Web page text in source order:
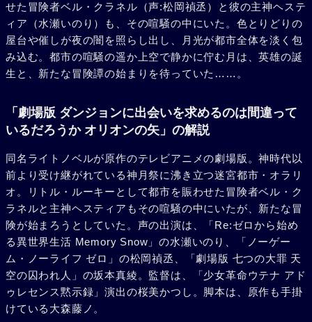
せた冒険者ベル・クラネル（声:松岡禎丞）と彼の主神ヘステ
ィア（水瀬いのり）も、その喧騒の中にいた。色とりどりの
屋台や催しが夜の闇を照らし出し、月光が都市全体を淡く包
み込む。都市の喧騒の遥か上空で静かに佇む月は、英雄の誕
生と、新たな冒険譚の始まりを待っていた……。
「劇場版 ダンジョンに出会いを求めるのは間違って
いるだろうか オリオンの矢」の解説
同名ライトノベルが原作のテレビアニメの劇場版。神時代以
前より受け継がれている神月祭に沸き立つ迷宮都市・オラリ
オ。リトル・ルーキーとして都市を賑わせた冒険者ベル・ク
ラネルと主神ヘスティアもその喧騒の中にいたが、新たな冒
険が始まろうとしていた。声の出演は、「Re:ゼロから始め
る異世界生活 Memory Snow」の水瀬いのり、「ノーゲー
ム・ノーライフ ゼロ」の松岡禎丞、「劇場版 七つの大罪 天
空の囚われ人」の坂本真綾。監督は、「少女革命ウテナ アド
ゥレセンス黙示録」演出の桜美かつし。脚本は、原作も手掛
けている大森藤ノ。